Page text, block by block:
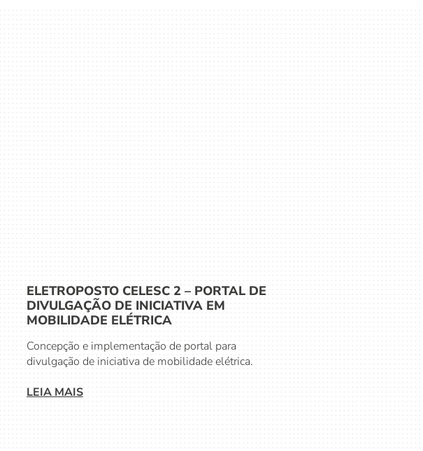
ELETROPOSTO CELESC 2 – PORTAL DE
DIVULGAÇÃO DE INICIATIVA EM
MOBILIDADE ELÉTRICA
Concepção e implementação de portal para
divulgação de iniciativa de mobilidade elétrica.
LEIA MAIS